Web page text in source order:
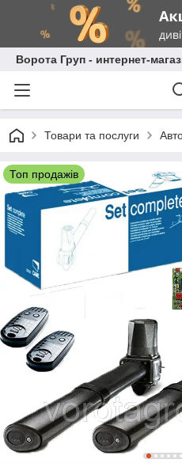
Ворота Груп - интернет-
Товари та послуги
Топ продажів